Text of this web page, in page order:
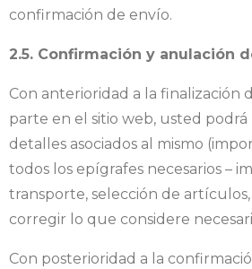
confirmación de envío.
2.5. Confirmación y anulación
Con anterioridad a la finalización
parte en el sitio web, usted podrá
detalles asociados al mismo
todos los epígrafes necesarios –
transporte, selección de
corregir lo que considere
Con posterioridad a la